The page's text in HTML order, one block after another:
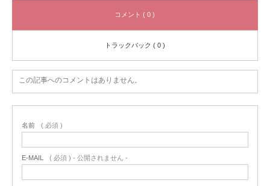
コメント ( 0 )
トラックバック ( 0 )
この記事へのコメントはありません。
名前 ( 必須 )
E-MAIL ( 必須 ) - 公開されません -